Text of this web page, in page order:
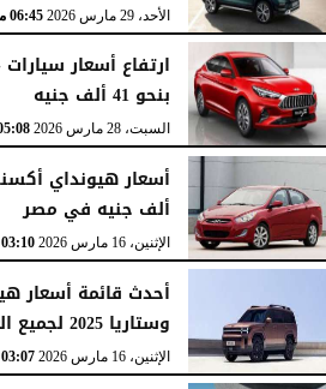
الأحد، 29 مارس 2026 06:45 مـ
بنحو 41 ألف جنيه
السبت، 28 مارس 2026 05:08
ألف جنيه في مصر
الإثنين، 16 مارس 2026 03:10 مـ
أحدث قائمة أسعار
وستاريا 2025 لجميع العملاء
الإثنين، 16 مارس 2026 03:07 مـ